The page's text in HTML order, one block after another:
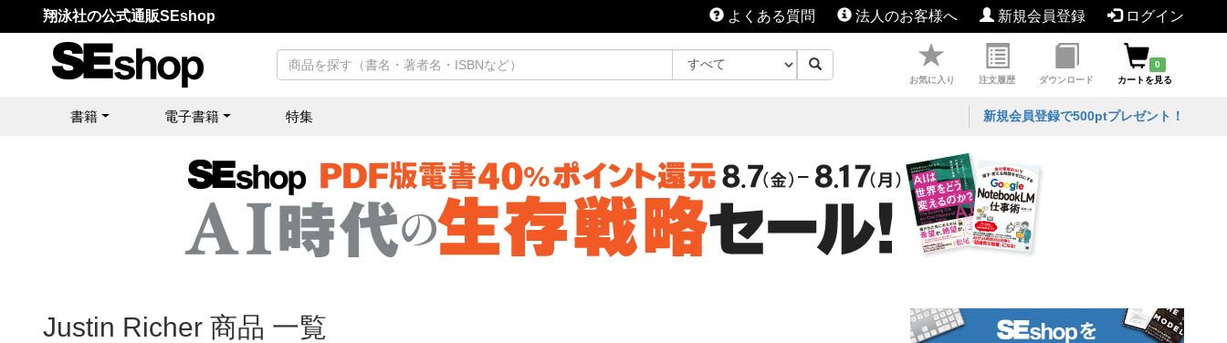
翔泳社の公式通販SEshop よくある質問 法人のお客様へ 新規会員登録 ログイン
お気に入り 注文履歴 ダウンロード
0
カートを見る
書籍 電子書籍 特集 新規会員登録で500ptプレゼント！
Justin Richer 商品 一覧